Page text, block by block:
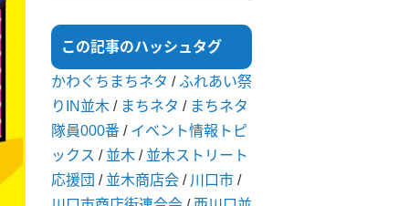
この記事のハッシュタグ
かわぐちまちネタ / ふれあい祭
りIN並木 / まちネタ / まちネタ
隊員000番 / イベント情報トピ
ックス / 並木 / 並木ストリート
応援団 / 並木商店会 / 川口市 /